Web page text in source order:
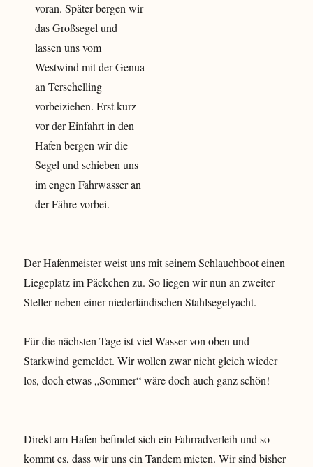
voran. Später bergen wir
das Großsegel und
lassen uns vom
Westwind mit der Genua
an Terschelling
vorbeiziehen. Erst kurz
vor der Einfahrt in den
Hafen bergen wir die
Segel und schieben uns
im engen Fahrwasser an
der Fähre vorbei.
Der Hafenmeister weist uns mit seinem Schlauchboot einen
Liegeplatz im Päckchen zu. So liegen wir nun an zweiter
Steller neben einer niederländischen Stahlsegelyacht.
Für die nächsten Tage ist viel Wasser von oben und
Starkwind gemeldet. Wir wollen zwar nicht gleich wieder
los, doch etwas „Sommer“ wäre doch auch ganz schön!
Direkt am Hafen befindet sich ein Fahrradverleih und so
kommt es, dass wir uns ein Tandem mieten. Wir sind bisher